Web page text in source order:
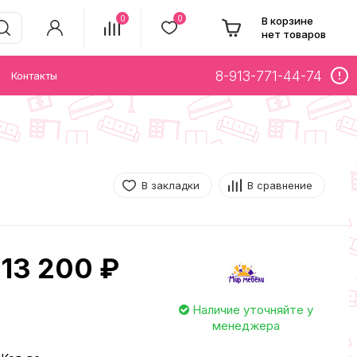
0 0
В корзине
нет товаров
Контакты 8-913-771-44-74
В закладки В сравнение
13 200 ₽
Наличие уточняйте у
менеджера